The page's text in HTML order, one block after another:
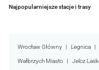
Najpopularniejsze stacje i trasy
Wrocław Główny Legnica
Wałbrzych Miasto Jelcz